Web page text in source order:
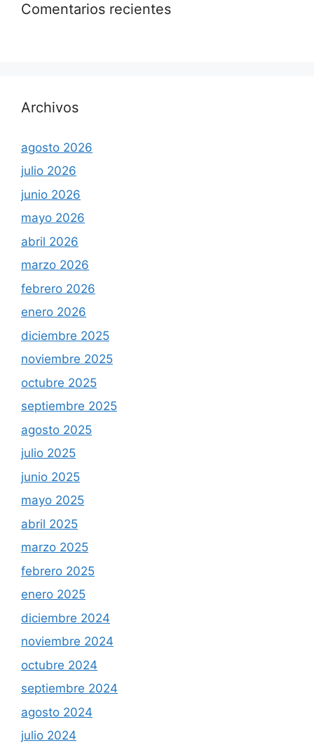
Comentarios recientes
Archivos
agosto 2026
julio 2026
junio 2026
mayo 2026
abril 2026
marzo 2026
febrero 2026
enero 2026
diciembre 2025
noviembre 2025
octubre 2025
septiembre 2025
agosto 2025
julio 2025
junio 2025
mayo 2025
abril 2025
marzo 2025
febrero 2025
enero 2025
diciembre 2024
noviembre 2024
octubre 2024
septiembre 2024
agosto 2024
julio 2024